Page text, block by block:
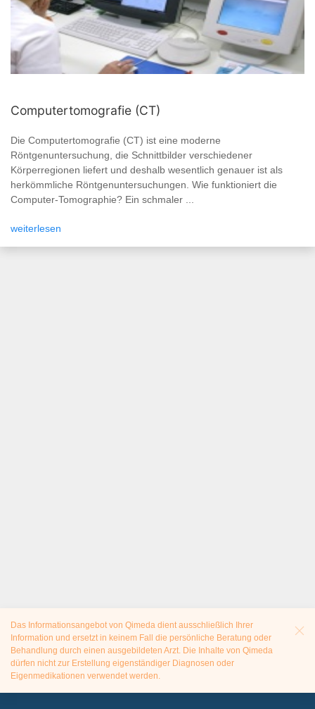
Computertomografie (CT)
Die Computertomografie (CT) ist eine moderne
Röntgenuntersuchung, die Schnittbilder verschiedener
Körperregionen liefert und deshalb wesentlich genauer ist als
herkömmliche Röntgenuntersuchungen. Wie funktioniert die
Computer-Tomographie? Ein schmaler ...
weiterlesen
Das Informationsangebot von Qimeda dient ausschließlich Ihrer
Information und ersetzt in keinem Fall die persönliche Beratung oder
Behandlung durch einen ausgebildeten Arzt. Die Inhalte von Qimeda
dürfen nicht zur Erstellung eigenständiger Diagnosen oder
Eigenmedikationen verwendet werden.